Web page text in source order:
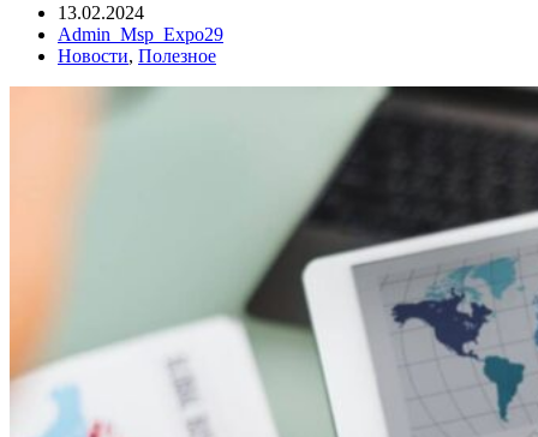
13.02.2024
Admin_Msp_Expo29
Новости, Полезное